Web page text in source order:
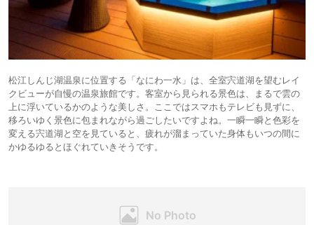
松江しんじ湖温泉に位置する「なにわ一水」は、全室宍道湖を望むレイ
クビューが自慢の温泉旅館です。客室から見られる景色は、まるで雲の
上に浮いているかのような美しさ。ここではスマホもテレビも見ずに、
移ろいゆく景色に包まれながら過ごしたいですよね。一瞬一瞬と色彩を
変える宍道湖と空を見ていると、疲れが溜まっていた身体もいつの間に
かゆるゆるとほぐれていきそうです。